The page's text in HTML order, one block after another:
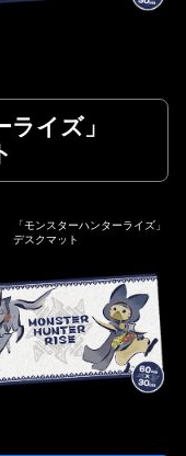
ライズ」
「モンスターハンターライズ」
デスクマット